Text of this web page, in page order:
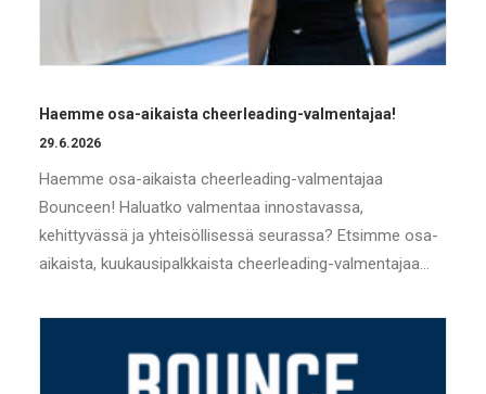
Haemme osa-aikaista cheerleading-valmentajaa!
29.6.2026
Haemme osa-aikaista cheerleading-valmentajaa
Bounceen! Haluatko valmentaa innostavassa,
kehittyvässä ja yhteisöllisessä seurassa? Etsimme osa-
aikaista, kuukausipalkkaista cheerleading-valmentajaa…